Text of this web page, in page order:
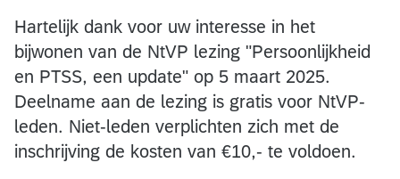
Hartelijk dank voor uw interesse in het
bijwonen van de NtVP lezing "Persoonlijkheid
en PTSS, een update" op 5 maart 2025.
Deelname aan de lezing is gratis voor NtVP-
leden. Niet-leden verplichten zich met de
inschrijving de kosten van €10,- te voldoen.